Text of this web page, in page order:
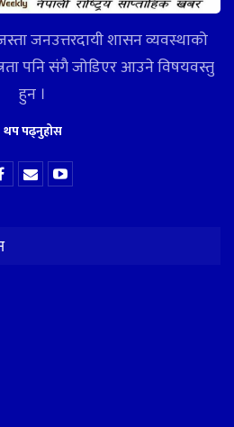
जनउत्तरदायी शासन व्यवस्थाको
पनि संगै जोडिएर आउने विषयवस्तु
हुन ।
थप पढ्नुहोस